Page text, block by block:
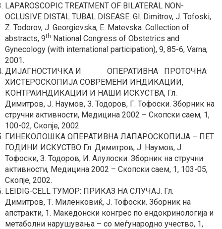
LAPAROSCOPIC TREATMENT OF BILATERAL NON-
OCLUSIVE DISTAL TUBAL DISEASE. Gl. Dimitrov, J. Tofoski,
Z. Todorov, J. Georgievska, E. Matevska. Collection of
abstracts, 9th National Congress of Obstetrics and
Gynecology (with international participation), 9, 85-6, Varna,
2001.
ДИЈАГНОСТИЧКА И ОПЕРАТИВНА ПРОТОЧНА
ХИСТЕРОСКОПИЈА СОВРЕМЕНИ ИНДИКАЦИИ,
КОНТРАИНДИКАЦИИ И НАШИ ИСКУСТВА, Гл.
Димитров, Ј. Наумов, З. Тодоров, Г. Тофоски. Зборник на
стручни активности, Медицина 2002 – Скопски саем, 1,
100-02, Скопје, 2002.
ГИНЕКОЛОШКА ОПЕРАТИВНА ЛАПАРОСКОПИЈА – ПЕТ
ГОДИНИ ИСКУСТВО Гл. Димитров, Ј. Наумов, Ј.
Тофоски, З. Тодоров, И. Алулоски. Зборник на стручни
активности, Медицина 2002 – Скопски саем, 1, 103-05,
Скопје, 2002.
LEIDIG-CELL ТУМОР: ПРИКАЗ НА СЛУЧАЈ. Гл.
Димитров, Т. Миленковиќ, Ј. Тофоски. Зборник на
апстракти, 1. Македонски конгрес по ендокринологија и
метаболни нарушувања – со меѓународно учество, 1,